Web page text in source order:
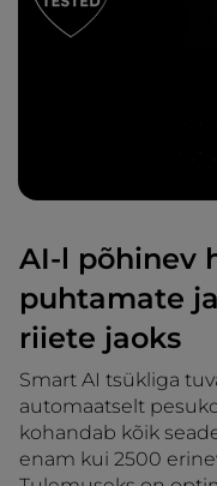
AI-l põhinev
puhtamate
riiete jaoks
Smart AI tsükliga
automaatselt
kohandab kõik
enam kui 2500